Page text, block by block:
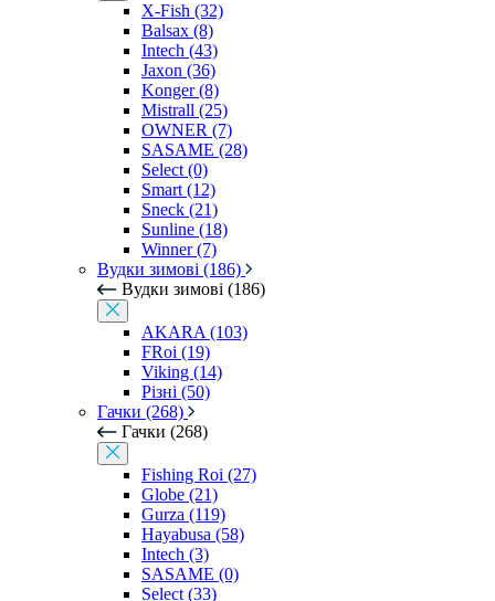
X-Fish (32)
Balsax (8)
Intech (43)
Jaxon (36)
Konger (8)
Mistrall (25)
OWNER (7)
SASAME (28)
Select (0)
Smart (12)
Sneck (21)
Sunline (18)
Winner (7)
Вудки зимові (186)
Вудки зимові (186)
AKARA (103)
FRoi (19)
Viking (14)
Різні (50)
Гачки (268)
Гачки (268)
Fishing Roi (27)
Globe (21)
Gurza (119)
Hayabusa (58)
Intech (3)
SASAME (0)
Select (33)